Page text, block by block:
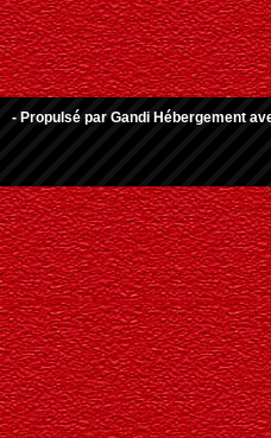
- Propulsé par Gandi Hébergement